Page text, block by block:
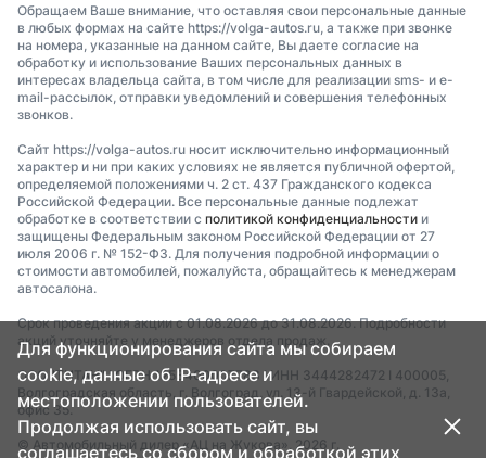
Обращаем Ваше внимание, что оставляя свои персональные данные
в любых формах на сайте https://volga-autos.ru, а также при звонке
на номера, указанные на данном сайте, Вы даете согласие на
обработку и использование Ваших персональных данных в
интересах владельца сайта, в том числе для реализации sms- и e-
mail-рассылок, отправки уведомлений и совершения телефонных
звонков.
Сайт https://volga-autos.ru носит исключительно информационный
характер и ни при каких условиях не является публичной офертой,
определяемой положениями ч. 2 ст. 437 Гражданского кодекса
Российской Федерации. Все персональные данные подлежат
обработке в соответствии с политикой конфиденциальности и
защищены Федеральным законом Российской Федерации от 27
июля 2006 г. № 152-ФЗ. Для получения подробной информации о
стоимости автомобилей, пожалуйста, обращайтесь к менеджерам
автосалона.
Срок проведения акции с 01.08.2026 до 31.08.2026. Подробности
акций уточняйте у менеджеров отдела продаж.
ООО "ТИТАН" I ОГРН 1253400007783 I ИНН 3444282472 I 400005,
Волгоградская область, г. Волгоград, ул. 13-й Гвардейской, д. 13а,
офис 35.
© Автомобильный дилер «АЦ на Жукова», 2026 г.
Для функционирования сайта мы собираем
cookie, данные об IP-адресе и
местоположении пользователей.
Продолжая использовать сайт, вы
соглашаетесь со сбором и обработкой этих